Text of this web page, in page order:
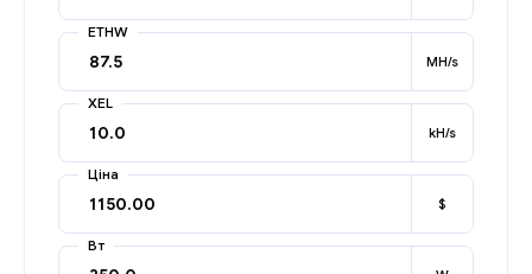
ETHW
MH/s
XEL
kH/s
Ціна
$
Вт